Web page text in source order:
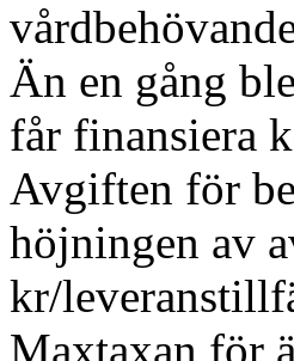
Än en gång
får finansiera
Avgiften för
höjningen av
kr/
Maxtaxan för